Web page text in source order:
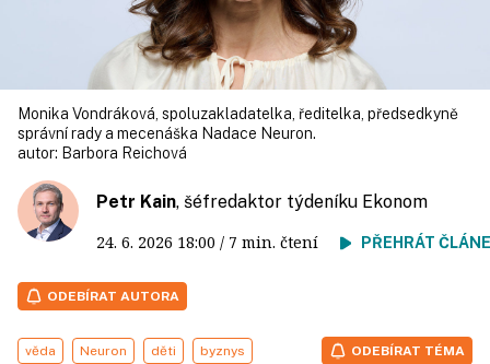
Monika Vondráková, spoluzakladatelka, ředitelka, předsedkyně
správní rady a mecenáška Nadace Neuron.
autor: Barbora Reichová
Petr Kain, šéfredaktor týdeníku Ekonom
24. 6. 2026 18:00 / 7 min. čtení PŘEHRÁT
ODEBÍRAT AUTORA
věda Neuron děti byznys ODEBÍRAT TÉMA